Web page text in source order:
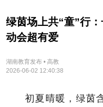
绿茵场上共“童”行
动会超有爱
湖南教育发布 • 高教
2026-06-02 12:40:38
初夏晴暖，绿茵